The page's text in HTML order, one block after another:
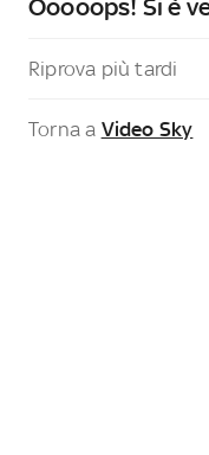
Ooooops! Si è
Riprova più tardi
Torna a Video Sky